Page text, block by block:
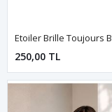
250,00 TL